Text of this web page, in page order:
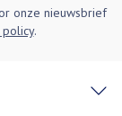
onze nieuwsbrief
.